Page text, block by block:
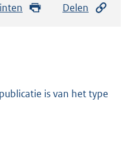
Delen
is van het type